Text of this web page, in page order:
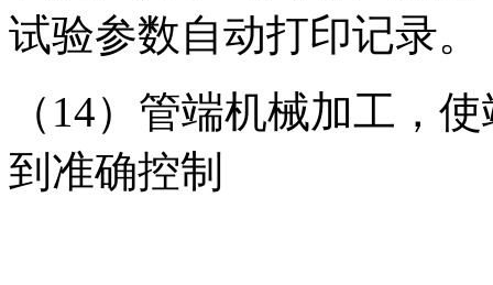
试验参数自动打印记录。
（14）管端机械加工，
到准确控制